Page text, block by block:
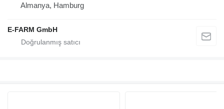
Almanya, Hamburg
E-FARM GmbH